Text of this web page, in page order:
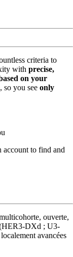
criteria to
with precise,
on your
so you see only
account to find and
ouverte,
(HER3-DXd ; U3-
avancées